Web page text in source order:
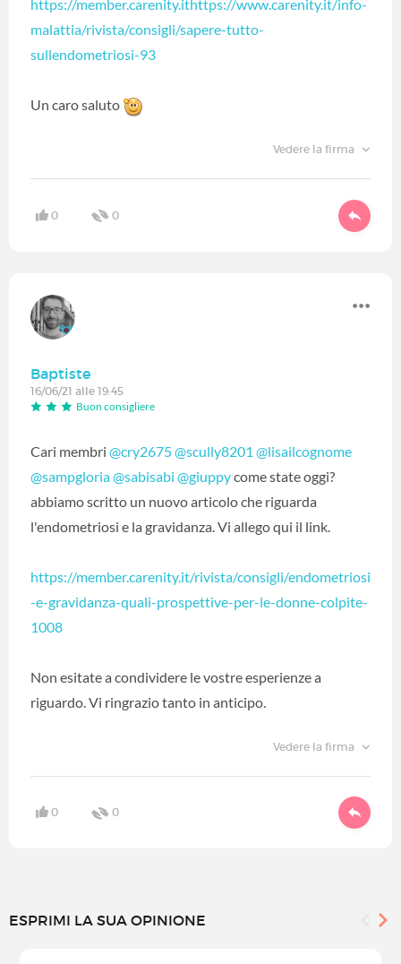
https://member.carenity.ithttps://www.carenity.it/info-
malattia/rivista/consigli/sapere-tutto-
sullendometriosi-93
Un caro saluto
Vedere la firma
0 0
Baptiste
16/06/21 alle 19:45
Buon consigliere
Cari membri @cry2675@scully8201 @lisailcognome
@sampgloria@sabisabi @giuppy‍ come state oggi?
abbiamo scritto un nuovo articolo che riguarda
l'endometriosi e la gravidanza. Vi allego qui il link.
https://member.carenity.it/rivista/consigli/endometriosi
-e-gravidanza-quali-prospettive-per-le-donne-colpite-
1008
Non esitate a condividere le vostre esperienze a
riguardo. Vi ringrazio tanto in anticipo.
Vedere la firma
0 0
ESPRIMI LA SUA OPINIONE